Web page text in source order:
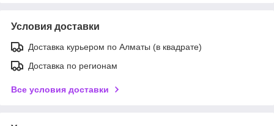
Условия доставки
Доставка курьером по Алматы (в квадрате)
Доставка по регионам
Все условия доставки